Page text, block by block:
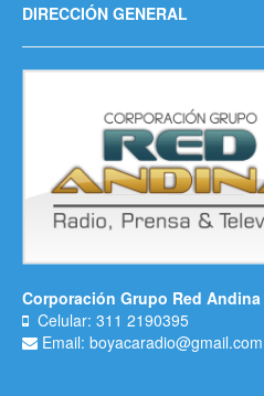
DIRECCIÓN GENERAL
Corporación Grupo Red Andina
Celular: 311 2190395
Email: boyacaradio@gmail.com